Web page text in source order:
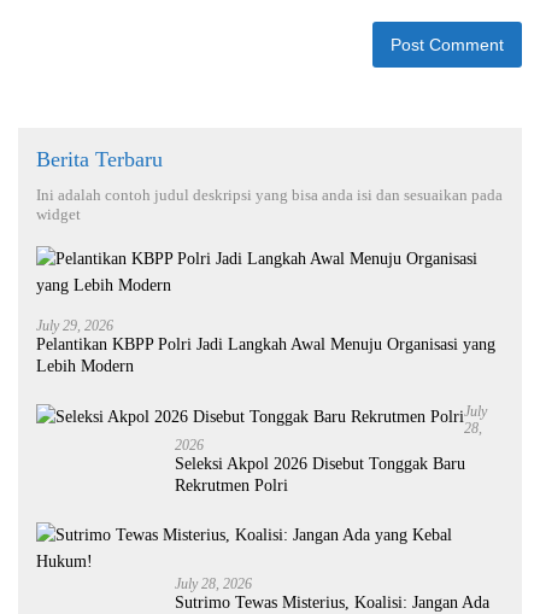
Berita Terbaru
Ini adalah contoh judul deskripsi yang bisa anda isi dan sesuaikan pada
widget
July 29, 2026
Pelantikan KBPP Polri Jadi Langkah Awal Menuju Organisasi yang
Lebih Modern
July
28,
2026
Seleksi Akpol 2026 Disebut Tonggak Baru
Rekrutmen Polri
July 28, 2026
Sutrimo Tewas Misterius, Koalisi: Jangan Ada